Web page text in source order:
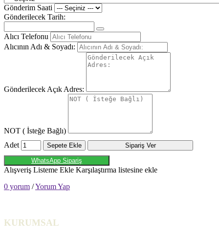
Gönderim Saati
Gönderilecek Tarih:
Alıcı Telefonu
Alıcının Adı & Soyadı:
Gönderilecek Açık Adres:
NOT ( İsteğe Bağlı)
Adet
Sepete Ekle Sipariş Ver
WhatsApp Sipariş
Alışveriş Listeme Ekle Karşılaştırma listesine ekle
0 yorum /Yorum Yap
KURUMSAL